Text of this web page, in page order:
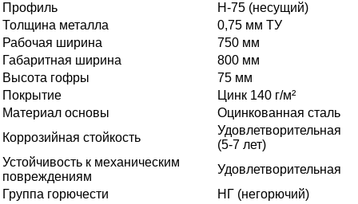
Профиль
Н-75 (несущий)
Толщина металла
0,75 мм ТУ
Рабочая ширина
750 мм
Габаритная ширина
800 мм
Высота гофры
75 мм
Покрытие
Цинк 140 г/м²
Материал основы
Оцинкованная сталь
Коррозийная стойкость
Удовлетворительная
(5-7 лет)
Устойчивость к механическим
повреждениям
Удовлетворительная
Группа горючести
НГ (негорючий)